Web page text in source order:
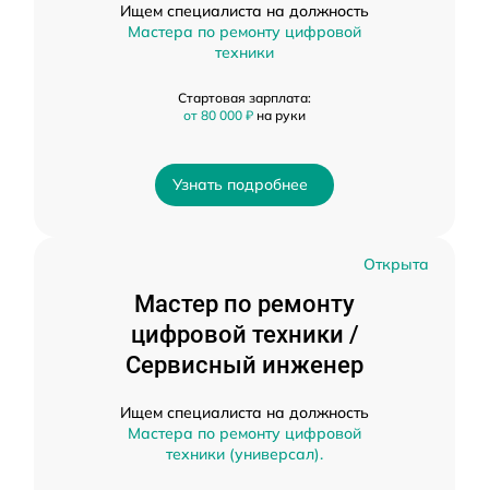
Ищем специалиста на должность
Мастера по ремонту цифровой
техники
Стартовая зарплата:
от 80 000 ₽ на руки
Узнать подробнее
Открыта
Мастер по ремонту
цифровой техники /
Сервисный инженер
Ищем специалиста на должность
Мастера по ремонту цифровой
техники (универсал).